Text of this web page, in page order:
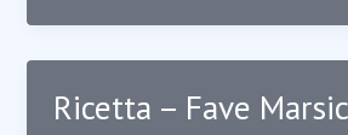
Ricetta – Fave